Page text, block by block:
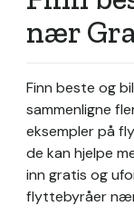
nær
Finn beste og
sammenligne
eksempler på
de kan hjelpe
inn gratis og
flyttebyråer